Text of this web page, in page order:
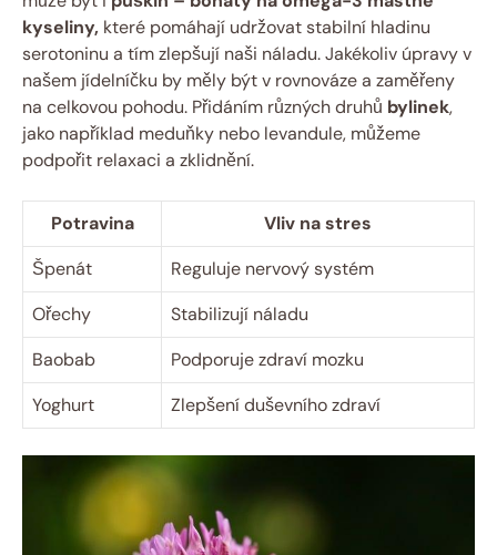
kyseliny, které pomáhají udržovat stabilní hladinu
serotoninu a tím zlepšují naši náladu. Jakékoliv úpravy v
našem jídelníčku by měly být v rovnováze a zaměřeny
na celkovou pohodu. Přidáním různých druhů bylinek,
jako například meduňky nebo levandule, můžeme
podpořit relaxaci a zklidnění.
Potravina
Vliv na stres
Špenát
Reguluje nervový systém
Ořechy
Stabilizují náladu
Baobab
Podporuje zdraví mozku
Yoghurt
Zlepšení duševního zdraví